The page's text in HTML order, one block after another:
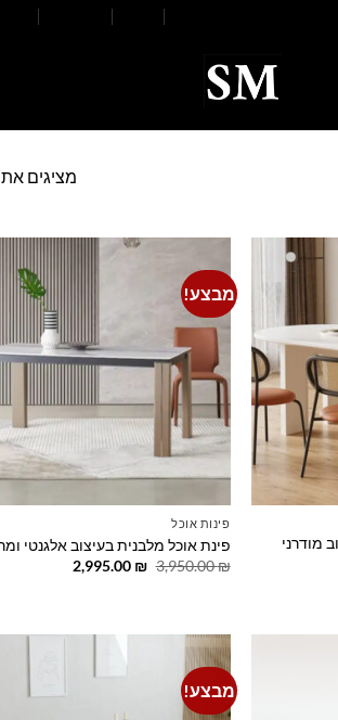
מציגים את כל ⁦5⁩
Add to
מודרני
מבצע!
פינות אוכל
פינת אוכל מלבנית בעיצוב אלגנטי
3,950.00₪
המחיר
2,995.00 ₪
המחיר
מבצע!